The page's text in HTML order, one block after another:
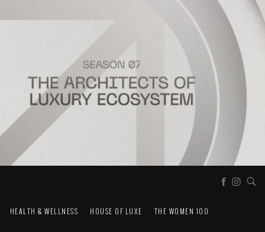
HEALTH & WELLNESS HOUSE OF LUXE THE WOMEN 100